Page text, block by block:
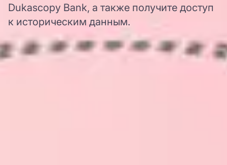
Dukascopy Bank, а также получите доступ
к историческим данным.